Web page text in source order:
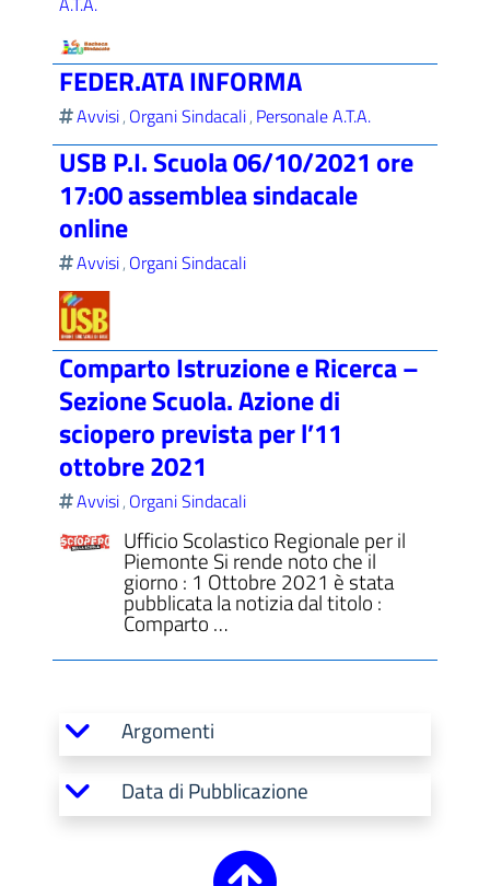
FEDER.ATA INFORMA
Avvisi, Organi Sindacali, Personale A.T.A.
USB P.I. Scuola 06/10/2021 ore
17:00 assemblea sindacale
online
Avvisi, Organi Sindacali
Comparto Istruzione e Ricerca –
Sezione Scuola. Azione di
sciopero prevista per l’11
ottobre 2021
Avvisi, Organi Sindacali
Ufficio Scolastico Regionale per il
Piemonte Si rende noto che il
giorno : 1 Ottobre 2021 è stata
pubblicata la notizia dal titolo :
Comparto …
Argomenti
Data di Pubblicazione